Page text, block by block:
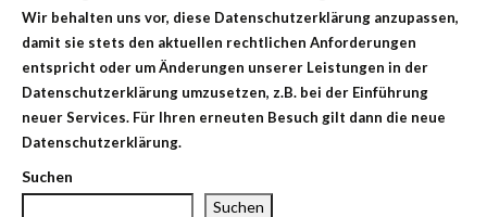
Wir behalten uns vor, diese Datenschutzerklärung anzupassen,
damit sie stets den aktuellen rechtlichen Anforderungen
entspricht oder um Änderungen unserer Leistungen in der
Datenschutzerklärung umzusetzen, z.B. bei der Einführung
neuer Services. Für Ihren erneuten Besuch gilt dann die neue
Datenschutzerklärung.
Suchen
Suchen